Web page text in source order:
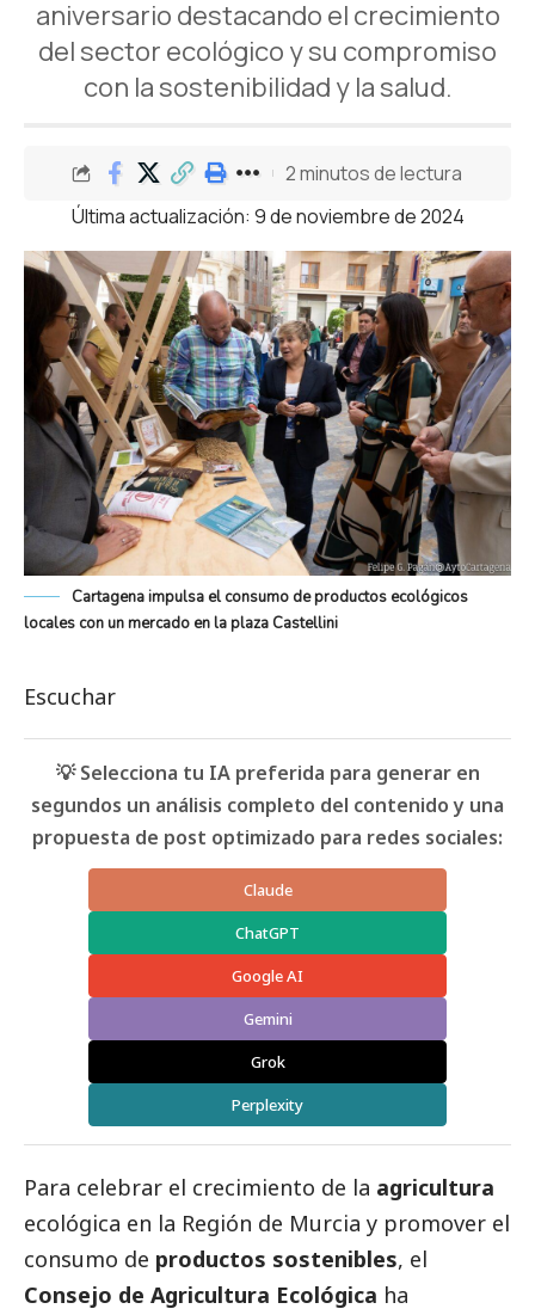
aniversario destacando el crecimiento
del sector ecológico y su compromiso
con la sostenibilidad y la salud.
Última actualización: 9 de noviembre de 2024
2 minutos de lectura
Cartagena impulsa el consumo de productos ecológicos
locales con un mercado en la plaza Castellini
Escuchar
💡 Selecciona tu IA preferida para generar en
segundos un análisis completo del contenido y una
propuesta de post optimizado para redes sociales:
Claude
ChatGPT
Google AI
Gemini
Grok
Perplexity
Para celebrar el crecimiento de la agricultura
ecológica en la Región de Murcia y promover el
consumo de productos sostenibles, el
Consejo de Agricultura Ecológica ha